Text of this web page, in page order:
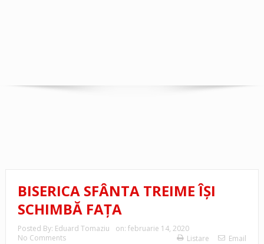
BISERICA SFÂNTA TREIME ÎŞI
SCHIMBĂ FAŢA
Posted By: Eduard Tomaziu on: februarie 14, 2020
No Comments
Listare Email